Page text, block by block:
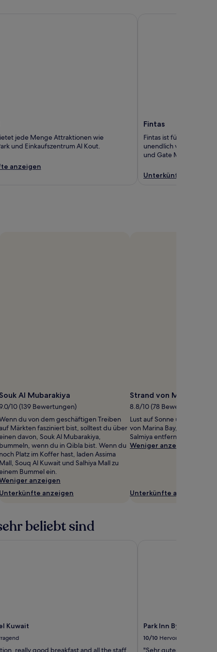
jede Menge Attraktionen wie
und Einkaufszentrum Al Kout.
anzeigen
Fintas
Fintas ist für ihre
unendlich viel zu
und Gate Mall.
Unterkünfte
Al Mubarakiya
10 (139 Bewertungen)
du von dem geschäftigen Treiben
auf Märkten fasziniert bist, solltest du über
davon, Souk Al Mubarakiya,
bummeln, wenn du in Qibla bist. Wenn du
noch Platz im Koffer hast, laden Assima
Mall, Souq Al Kuwait und Salhiya Mall zu
Bummel ein.
anzeigen
Unterkünfte anzeigen
Strand von Marina Bay
8.8/10 (78 Bewertungen)
Lust auf Sonne und Meer?
von Marina Bay, nur 1 km
Salmiya entfernt.
Weniger anzeigen
Unterkünfte anzeigen
beliebt sind
Kuwait
really good breakfast and all the staff
Park Inn By Radisson
10/10 Hervorragend
"Sehr gutes Hotel mit